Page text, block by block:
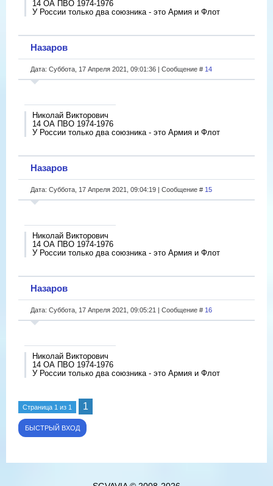
14 ОА ПВО 1974-1976
У России только два союзника - это Армия и Флот
Назаров
Дата: Суббота, 17 Апреля 2021, 09:01:36 | Сообщение # 14
Николай Викторович
14 ОА ПВО 1974-1976
У России только два союзника - это Армия и Флот
Назаров
Дата: Суббота, 17 Апреля 2021, 09:04:19 | Сообщение # 15
Николай Викторович
14 ОА ПВО 1974-1976
У России только два союзника - это Армия и Флот
Назаров
Дата: Суббота, 17 Апреля 2021, 09:05:21 | Сообщение # 16
Николай Викторович
14 ОА ПВО 1974-1976
У России только два союзника - это Армия и Флот
Страница 1 из 1 1